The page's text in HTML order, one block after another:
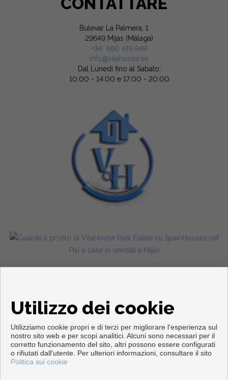
Bulevar La Palmera, 1
29649 Mijas (Málaga)
+34 660 419 949
info@vilahouse.es
Dal Lunedi fino al Sabato:
10:00 - 14:00 e 17:00 - 20:00
Pisi e case in vendita a Mijas
Copyright © 2026. Tutte le diritti riservate.
Info legali|Protezione dei dati politica
Utilizzo dei cookie
Utilizziamo cookie propri e di terzi per migliorare l'esperienza sul
nostro sito web e per scopi analitici. Alcuni sono necessari per il
corretto funzionamento del sito, altri possono essere configurati
o rifiutati dall'utente. Per ulteriori informazioni, consultare il sito
Politica sui cookie